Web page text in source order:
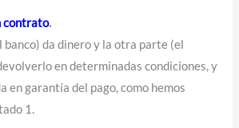
contrato.
banco) da dinero y la otra parte (el
en determinadas condiciones, y
en garantía del pago, como hemos
1.